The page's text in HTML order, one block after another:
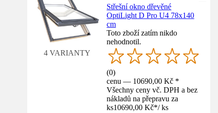
4 VARIANTY
Střešní okno dřevěné
OptiLight D Pro U4 78x140
cm
Toto zboží zatím nikdo
nehodnotil.
(0)
cenu — 10690,00 Kč *
Všechny ceny vč. DPH a bez
nákladů na přepravu za
ks10690,00 Kč*/ ks